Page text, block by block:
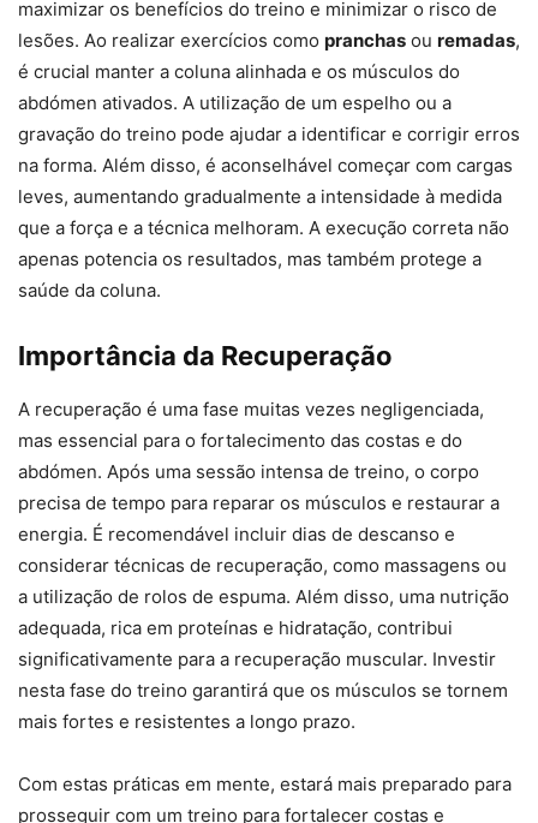
maximizar os benefícios do treino e minimizar o risco de
lesões. Ao realizar exercícios como pranchas ou remadas,
é crucial manter a coluna alinhada e os músculos do
abdómen ativados. A utilização de um espelho ou a
gravação do treino pode ajudar a identificar e corrigir erros
na forma. Além disso, é aconselhável começar com cargas
leves, aumentando gradualmente a intensidade à medida
que a força e a técnica melhoram. A execução correta não
apenas potencia os resultados, mas também protege a
saúde da coluna.
Importância da Recuperação
A recuperação é uma fase muitas vezes negligenciada,
mas essencial para o fortalecimento das costas e do
abdómen. Após uma sessão intensa de treino, o corpo
precisa de tempo para reparar os músculos e restaurar a
energia. É recomendável incluir dias de descanso e
considerar técnicas de recuperação, como massagens ou
a utilização de rolos de espuma. Além disso, uma nutrição
adequada, rica em proteínas e hidratação, contribui
significativamente para a recuperação muscular. Investir
nesta fase do treino garantirá que os músculos se tornem
mais fortes e resistentes a longo prazo.
Com estas práticas em mente, estará mais preparado para
prosseguir com um treino para fortalecer costas e